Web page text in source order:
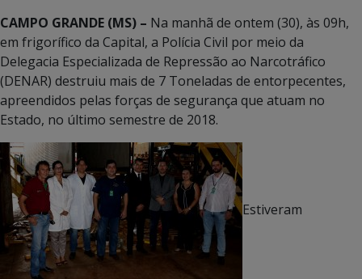
CAMPO GRANDE (MS) – Na manhã de ontem (30), às 09h,
em frigorífico da Capital, a Polícia Civil por meio da
Delegacia Especializada de Repressão ao Narcotráfico
(DENAR) destruiu mais de 7 Toneladas de entorpecentes,
apreendidos pelas forças de segurança que atuam no
Estado, no último semestre de 2018.
Estiveram